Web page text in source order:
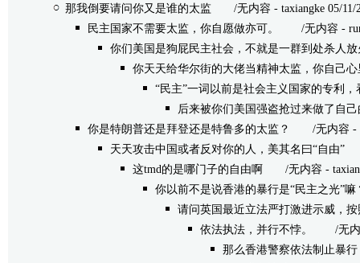
那我倒要请问你又是谁的太监 /无内容 - taxiangke 05/11/
民主国家不需要太监，你自愿做亦可。
/无内容 -
你们美国是狗屁民主社会，不就是一群到处杀人
你天天给华尔街的大佬当精神太监，你自己
“民主”一词以前是社会主义国家的专利
后来被你们美国强盗抢过来做了自
你是特朗普还是拜登还是特鲁多的太监？
/无内容 -
天天攻击中国或者反对你的人，美其名曰“自由”
这tmd的是哪门子的自由啊
/无内容 -
你以前不是说香港的暴行是“民主之光”嘛
请问英国最近立法严打激进示威，
依法执法，并行不悖。
/无内
那么香港警察依法制止暴